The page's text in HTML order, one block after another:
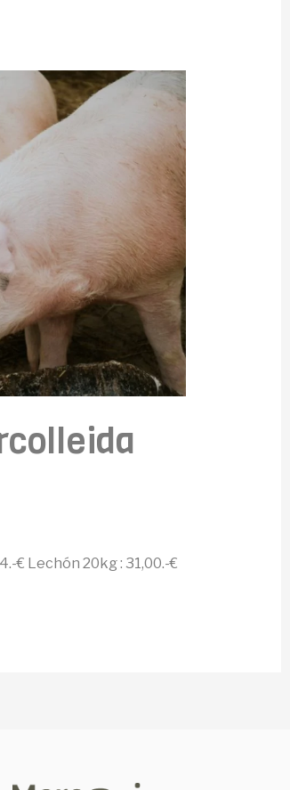
€ Lechón 20kg : 31,00.-€